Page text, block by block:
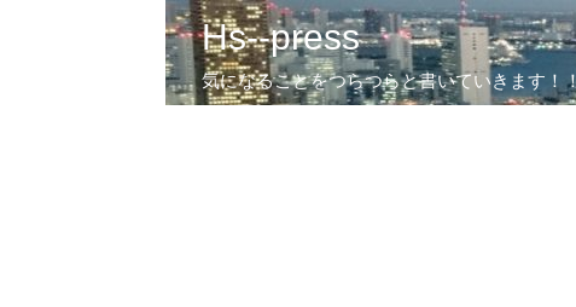
Hs--press
気になることをつらつらと書いていきます！！